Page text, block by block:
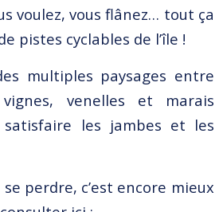
voulez, vous flânez… tout ça
pistes cyclables de l’île !
multiples paysages entre
venelles et marais
les jambes et les
perdre, c’est encore mieux